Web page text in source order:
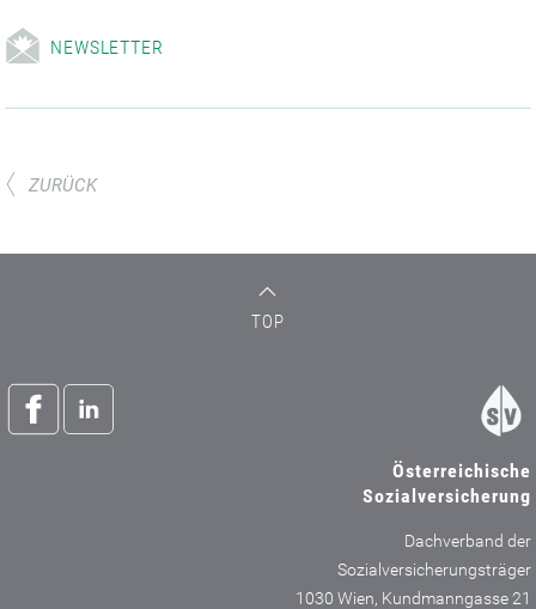
NEWSLETTER
ZURÜCK
TOP
Österreichische
Sozialversicherung
Dachverband der
Sozialversicherungsträger
1030 Wien, Kundmanngasse 21